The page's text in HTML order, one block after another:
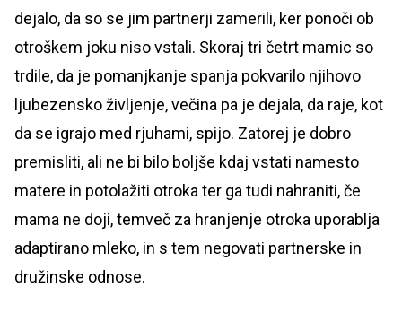
dejalo, da so se jim partnerji zamerili, ker ponoči ob
otroškem joku niso vstali. Skoraj tri četrt mamic so
trdile, da je pomanjkanje spanja pokvarilo njihovo
ljubezensko življenje, večina pa je dejala, da raje, kot
da se igrajo med rjuhami, spijo. Zatorej je dobro
premisliti, ali ne bi bilo boljše kdaj vstati namesto
matere in potolažiti otroka ter ga tudi nahraniti, če
mama ne doji, temveč za hranjenje otroka uporablja
adaptirano mleko, in s tem negovati partnerske in
družinske odnose.